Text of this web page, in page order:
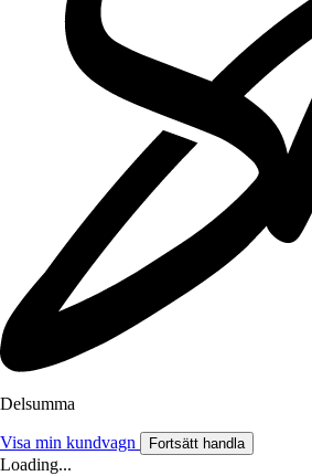
Delsumma
Visa min kundvagn Fortsätt handla
Loading...